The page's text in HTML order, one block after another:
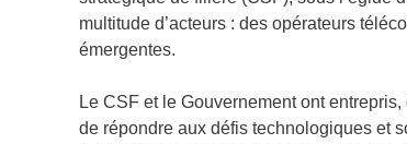
multitude d’acteurs : des opérateurs
émergentes.
Le CSF et le Gouvernement ont
de répondre aux défis technologiques et